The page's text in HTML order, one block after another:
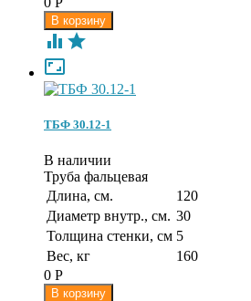
 

ТБФ 30.12-1
В наличии
Труба фальцевая
Длина, см.
120
Диаметр внутр., см. 30
Толщина стенки, см 5
Вес, кг
160
0 Р